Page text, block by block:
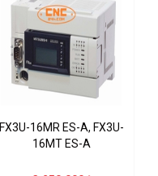
FX3U-16MR ES-A, FX3U-
16MT ES-A